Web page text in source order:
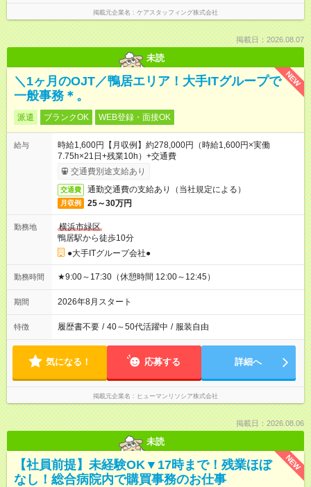
掲載元企業名 ケアスタッフィング株式会社
掲載日：2026.08.07
未読
NEW
＼1ヶ月のOJT／鴨居エリア！大手ITグループで
一般事務＊。
派遣 ブランクOK WEB登録・面接OK
給与
時給1,600円【月収例】約278,000円（時給1,600円×実働
7.75h×21日+残業10h）+交通費
交通費別途支給あり
交通費 通勤交通費の支給あり（当社規定による）
月収例 25～30万円
勤務地
横浜市緑区
鴨居駅から徒歩10分
●大手ITグループ会社●
勤務時間 ★9:00～17:30（休憩時間 12:00～12:45）
期間 2026年8月スタート
特徴 履歴書不要 / 40～50代活躍中 / 服装自由
気になる！ 応募する 詳細へ
掲載元企業名 ヒューマンリソシア株式会社
掲載日：2026.08.06
未読
NEW
【社員前提】未経験OK▼17時まで！残業ほぼ
なし！総合病院内で購買事務のお仕事